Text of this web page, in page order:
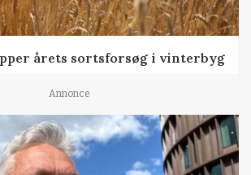
årets sortsforsøg i vinterbyg
Annonce